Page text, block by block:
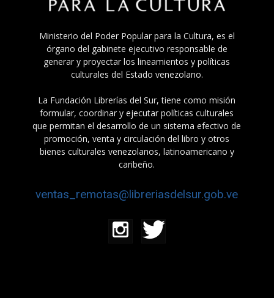
Ministerio del Poder Popular para la Cultura, es el
órgano del gabinete ejecutivo responsable de
generar y proyectar los lineamientos y políticas
culturales del Estado venezolano.
La Fundación Librerías del Sur, tiene como misión
formular, coordinar y ejecutar políticas culturales
que permitan el desarrollo de un sistema efectivo de
promoción, venta y circulación del libro y otros
bienes culturales venezolanos, latinoamericano y
caribeño.
ventas_remotas@libreriasdelsur.gob.ve